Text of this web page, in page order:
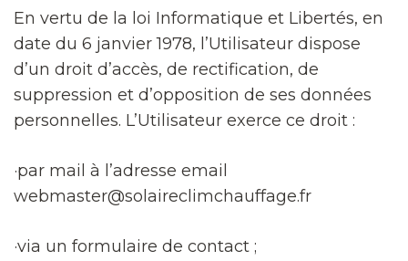
En vertu de la loi Informatique et Libertés, en
date du 6 janvier 1978, l’Utilisateur dispose
d’un droit d’accès, de rectification, de
suppression et d’opposition de ses données
personnelles. L’Utilisateur exerce ce droit :
·par mail à l’adresse email
webmaster@solaireclimchauffage.fr
·via un formulaire de contact ;